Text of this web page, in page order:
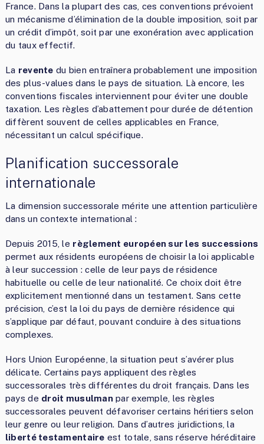
France. Dans la plupart des cas, ces conventions prévoient
un mécanisme d’élimination de la double imposition, soit par
un crédit d’impôt, soit par une exonération avec application
du taux effectif.
La revente du bien entraînera probablement une imposition
des plus-values dans le pays de situation. Là encore, les
conventions fiscales interviennent pour éviter une double
taxation. Les règles d’abattement pour durée de détention
diffèrent souvent de celles applicables en France,
nécessitant un calcul spécifique.
Planification successorale
internationale
La dimension successorale mérite une attention particulière
dans un contexte international :
Depuis 2015, le règlement européen sur les successions
permet aux résidents européens de choisir la loi applicable
à leur succession : celle de leur pays de résidence
habituelle ou celle de leur nationalité. Ce choix doit être
explicitement mentionné dans un testament. Sans cette
précision, c’est la loi du pays de dernière résidence qui
s’applique par défaut, pouvant conduire à des situations
complexes.
Hors Union Européenne, la situation peut s’avérer plus
délicate. Certains pays appliquent des règles
successorales très différentes du droit français. Dans les
pays de droit musulmanpar exemple, les règles
successorales peuvent défavoriser certains héritiers selon
leur genre ou leur religion. Dans d’autres juridictions, la
liberté testamentaire est totale, sans réserve héréditaire